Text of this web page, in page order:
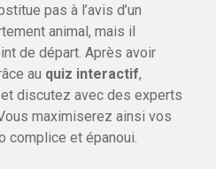
pas à l’avis d’un
animal, mais il
de départ. Après avoir
au quiz interactif,
discutez avec des experts
maximiserez ainsi vos
complice et épanoui.